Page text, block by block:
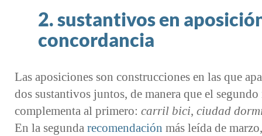
2. sustantivos en
concordancia
Las aposiciones son construcciones en las que
dos sustantivos juntos, de manera que el segundo
complementa al primero: carril bici, ciudad
En la segunda recomendación más leída de marzo,